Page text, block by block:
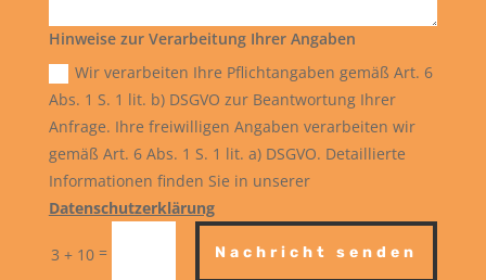
Hinweise zur Verarbeitung Ihrer Angaben
Wir verarbeiten Ihre Pflichtangaben gemäß Art. 6
Abs. 1 S. 1 lit. b) DSGVO zur Beantwortung Ihrer
Anfrage. Ihre freiwilligen Angaben verarbeiten wir
gemäß Art. 6 Abs. 1 S. 1 lit. a) DSGVO. Detaillierte
Informationen finden Sie in unserer
Datenschutzerklärung
3 + 10 = Nachricht senden